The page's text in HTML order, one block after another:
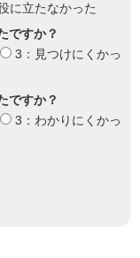
に立たなかった
ですか？
3：見つけにくかっ
ですか？
3：わかりにくかっ